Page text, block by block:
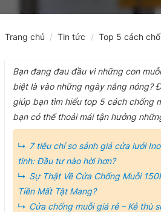
Trang chủ / Tin tức / Top 5 cách
Bạn đang đau đầu vì những con
biệt là vào những ngày nắng nóng?
giúp bạn tìm hiểu top 5 cách chống
bạn có thể thoải mái tận hưởng
7 tiêu chí so sánh giá cửa lưới
tinh: Đầu tư nào hời hơn?
Sự Thật Về Cửa Chống Muỗi
Tiền Mất Tật Mang?
Cửa chống muỗi giá rẻ – Kẻ thù